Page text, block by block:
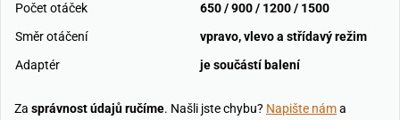
Počet otáček
650 / 900 / 1200 / 1500
Směr otáčení
vpravo, vlevo a střídavý režim
Adaptér
je součástí balení
Za správnost údajů ručíme. Našli jste chybu? Napište náma